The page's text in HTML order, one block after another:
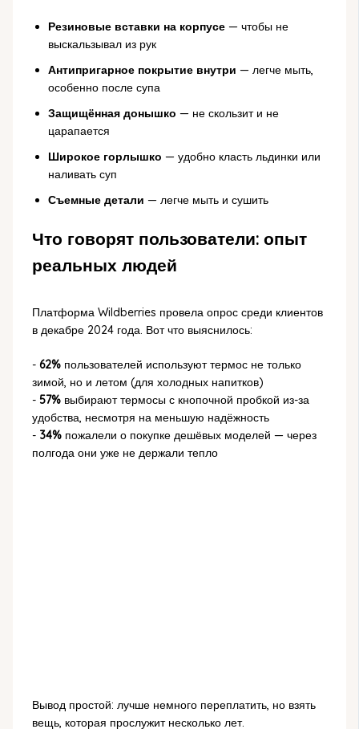
Резиновые вставки на корпусе— чтобы не
выскальзывал из рук
Антипригарное покрытие внутри — легче мыть,
особенно после супа
Защищённая донышко — не скользит и не
царапается
Широкое горлышко — удобно класть льдинки или
наливать суп
Съемные детали — легче мыть и сушить
Что говорят пользователи: опыт
реальных людей
Платформа Wildberries провела опрос среди клиентов
в декабре 2024 года. Вот что выяснилось:
- 62%пользователей используют термос не только
зимой, но и летом (для холодных напитков)
- 57%выбирают термосы с кнопочной пробкой из-за
удобства, несмотря на меньшую надёжность
- 34%пожалели о покупке дешёвых моделей — через
полгода они уже не держали тепло
Вывод простой: лучше немного переплатить, но взять
вещь, которая прослужит несколько лет.